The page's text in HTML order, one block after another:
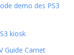
demo des PS3
kiosk
Guide Carnet